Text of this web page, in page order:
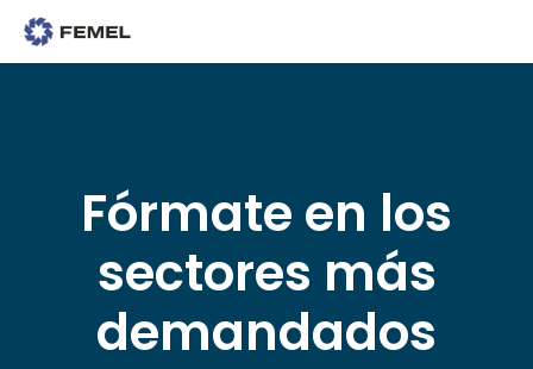
Fórmate en los
sectores más
demandados